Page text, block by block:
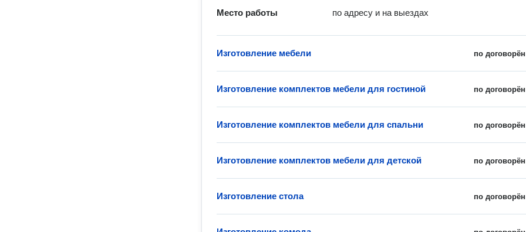
Место работы
по адресу и на выездах
по
Изготовление мебели
по
Изготовление комплектов мебели для гостиной
по
Изготовление комплектов мебели для спальни
по
Изготовление комплектов мебели для детской
по
Изготовление стола